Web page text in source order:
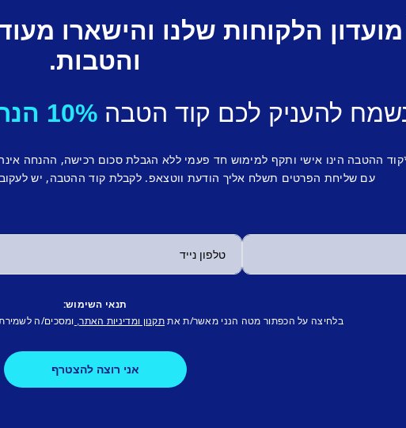
הלקוחות שלנו והישארו
והטבות.
להעניק לכם קוד הטבה 10% הנחה לרכישה ראשונה.
ההטבה הינו אישי ותקף למימוש חד פעמי ללא הגבלת סכום רכישה, ההנחה
עם שליחת הפרטים תשלח אליך הודעת ווטצאפ. לקבלת קוד ההטבה, יש
תנאי השימוש:
בלחיצה על הכפתור מטה הנני מאשר/ת את תקנון ומדיניות האתר, ומסכים/ה